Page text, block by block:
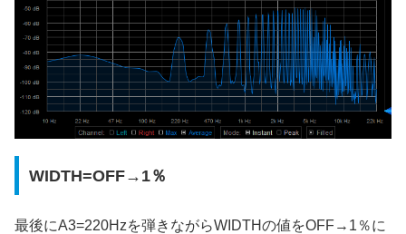
WIDTH=OFF→1％
最後にA3=220Hzを弾きながらWIDTHの値をOFF→1％に